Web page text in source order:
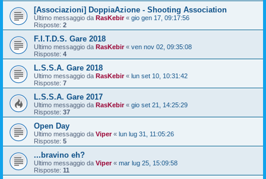
[Associazioni] DoppiaAzione - Shooting Association
Ultimo messaggio da RasKebir« gio gen 17, 09:17:56
Risposte: 2
F.I.T.D.S. Gare 2018
Ultimo messaggio da RasKebir« ven nov 02, 09:35:08
Risposte: 4
L.S.S.A. Gare 2018
Ultimo messaggio da RasKebir« lun set 10, 10:31:42
Risposte: 7
L.S.S.A. Gare 2017
Ultimo messaggio da RasKebir« gio set 21, 14:25:29
Risposte: 37
Open Day
Ultimo messaggio da Viper« lun lug 31, 11:05:26
Risposte: 5
...bravino eh?
Ultimo messaggio da Viper« mar lug 25, 15:09:58
Risposte: 11